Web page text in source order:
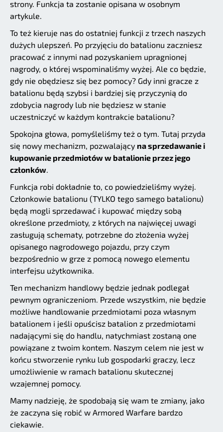
strony. Funkcja ta zostanie opisana w osobnym
artykule.
To też kieruje nas do ostatniej funkcji z trzech naszych
dużych ulepszeń. Po przyjęciu do batalionu zaczniesz
pracować z innymi nad pozyskaniem upragnionej
nagrody, o której wspominaliśmy wyżej. Ale co będzie,
gdy nie obędziesz się bez pomocy? Gdy inni gracze z
batalionu będą szybsi i bardziej się przyczynią do
zdobycia nagrody lub nie będziesz w stanie
uczestniczyć w każdym kontrakcie batalionu?
Spokojna głowa, pomyśleliśmy też o tym. Tutaj przyda
się nowy mechanizm, pozwalający na sprzedawanie i
kupowanie przedmiotów w batalionie przez jego
członków
Funkcja robi dokładnie to, co powiedzieliśmy wyżej.
Członkowie batalionu (TYLKO tego samego batalionu)
będą mogli sprzedawać i kupować między sobą
określone przedmioty, z których na najwięcej uwagi
zasługują schematy, potrzebne do złożenia wyżej
opisanego nagrodowego pojazdu, przy czym
bezpośrednio w grze z pomocą nowego elementu
interfejsu użytkownika.
Ten mechanizm handlowy będzie jednak podlegał
pewnym ograniczeniom. Przede wszystkim, nie będzie
możliwe handlowanie przedmiotami poza własnym
batalionem i jeśli opuścisz batalion z przedmiotami
nadającymi się do handlu, natychmiast zostaną one
powiązane z twoim kontem. Naszym celem nie jest w
końcu stworzenie rynku lub gospodarki graczy, lecz
umożliwienie w ramach batalionu skutecznej
wzajemnej pomocy.
Mamy nadzieję, że spodobają się wam te zmiany, jako
że zaczyna się robić w Armored Warfare bardzo
ciekawie.